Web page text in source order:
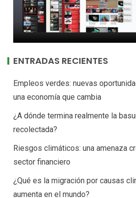
ENTRADAS RECIENTES
Empleos verdes: nuevas
una economía que cambia
¿A dónde termina realmente la
recolectada?
Riesgos climáticos: una amenaza
sector financiero
¿Qué es la migración por causas
aumenta en el mundo?